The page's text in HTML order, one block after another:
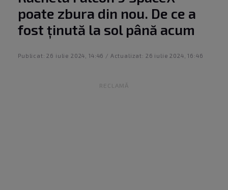
poate zbura din nou. De ce a
fost ținută la sol până acum
Publicat: 26 iulie 2024, 14:46 / Actualizat: 26 iulie 2024, 16:46
RECLAMĂ